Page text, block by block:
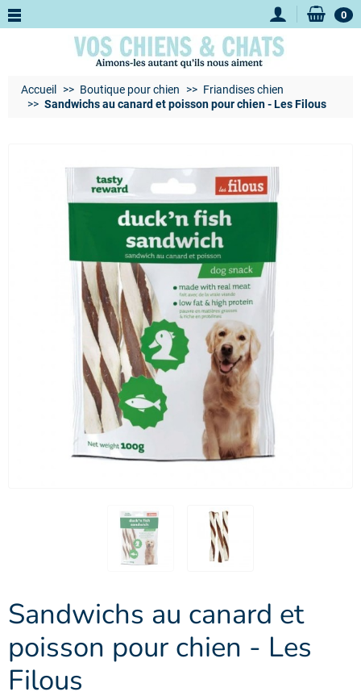
0
Accueil Boutique pour chien
Friandises chien
Sandwichs au canard et poisson pour chien - Les Filous
Sandwichs au canard et
poisson pour chien - Les
Filous